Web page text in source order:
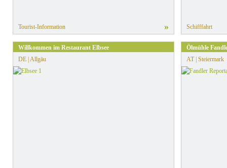
Tourist-Information » Schifffahrt
Willkommen im Restaurant Elbsee
DE | Allgäu
Ölmühle
AT | Steiermark